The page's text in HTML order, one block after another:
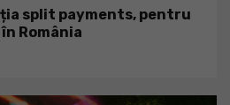
split payments, pentru
România